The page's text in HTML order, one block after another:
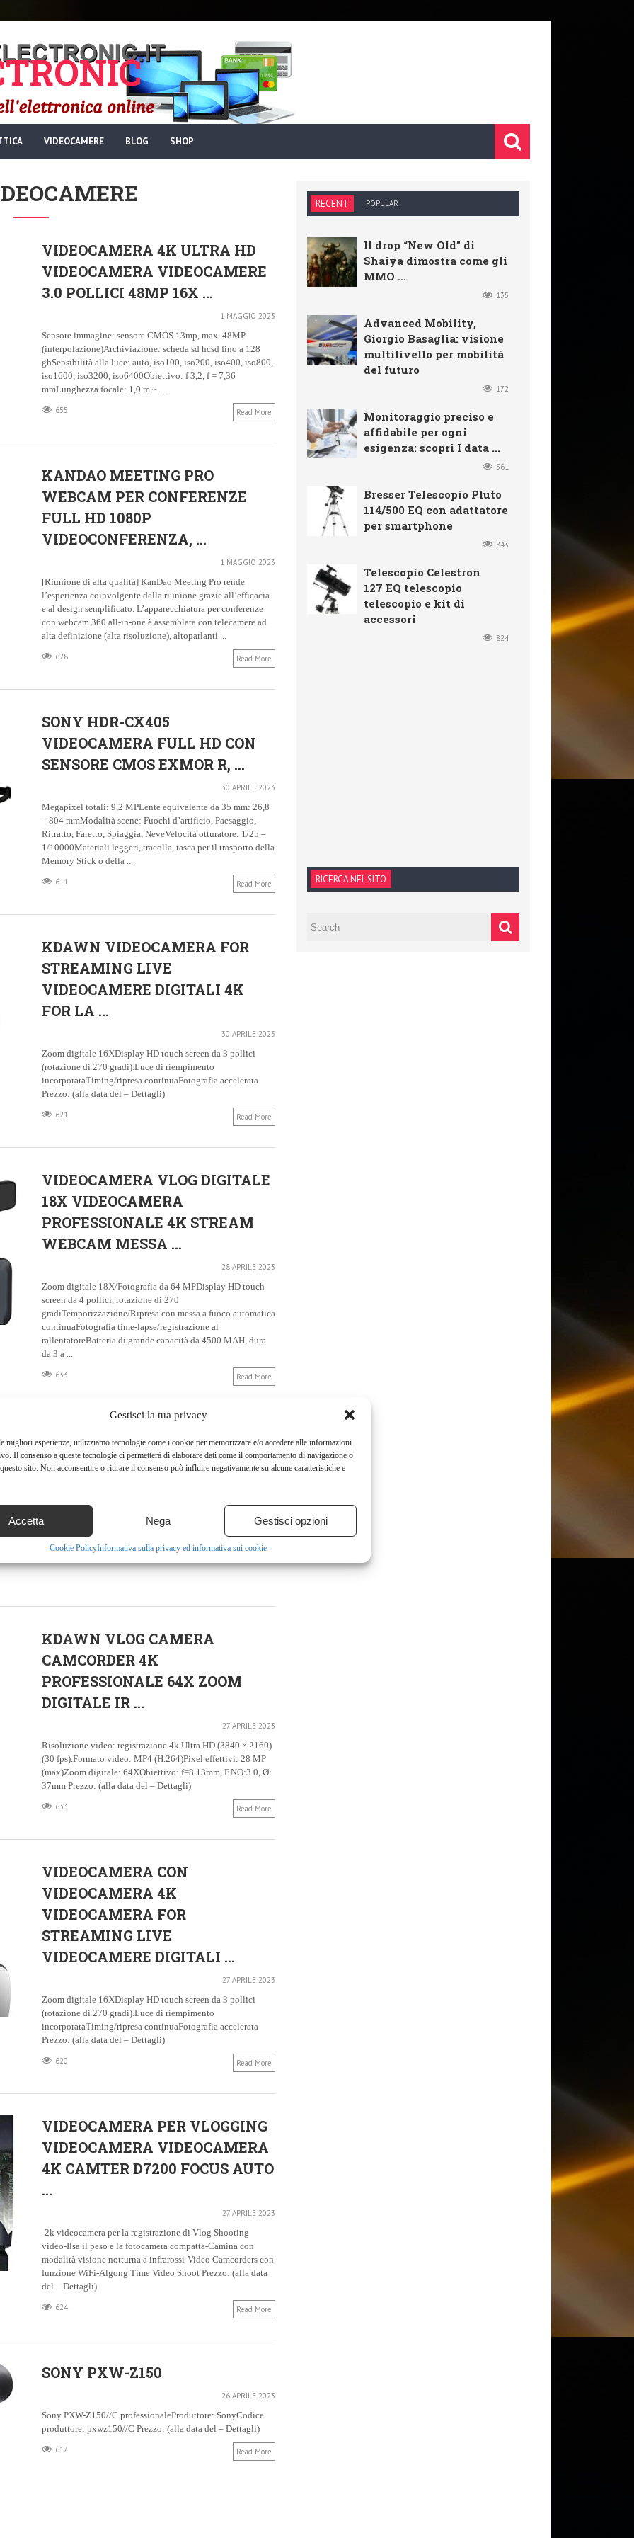
Gestisci la tua privacy
migliori esperienze, utilizziamo tecnologie come i cookie per memorizzare e/o accedere alle informazioni
Il consenso a queste tecnologie ci permetterà di elaborare dati come il comportamento di navigazione o
sito. Non acconsentire o ritirare il consenso può influire negativamente su alcune caratteristiche e
Accetta Nega Gestisci opzioni
Cookie PolicyInformativa sulla privacy ed informativa sui cookie
VIDEOCAMERE BLOG SHOP
VIDEOCAMERA 4K ULTRA HD
VIDEOCAMERA VIDEOCAMERE
3.0 POLLICI 48MP 16X ...
1 MAGGIO 2023
Sensore immagine: sensore CMOS 13mp, max. 48MP
(interpolazione)Archiviazione: scheda sd hcsd fino a 128
gbSensibilità alla luce: auto, iso100, iso200, iso400, iso800,
iso1600, iso3200, iso6400Obiettivo: f 3,2, f = 7,36
mmLunghezza focale: 1,0 m ~ ...
655 Read More
KANDAO MEETING PRO
WEBCAM PER CONFERENZE
FULL HD 1080P
VIDEOCONFERENZA, ...
1 MAGGIO 2023
[Riunione di alta qualità] KanDao Meeting Pro rende
l’esperienza coinvolgente della riunione grazie all’efficacia
e al design semplificato. L’apparecchiatura per conferenze
con webcam 360 all-in-one è assemblata con telecamere ad
alta definizione (alta risoluzione), altoparlanti ...
628 Read More
SONY HDR-CX405
VIDEOCAMERA FULL HD CON
SENSORE CMOS EXMOR R, ...
30 APRILE 2023
Megapixel totali: 9,2 MPLente equivalente da 35 mm: 26,8
– 804 mmModalità scene: Fuochi d’artificio, Paesaggio,
Ritratto, Faretto, Spiaggia, NeveVelocità otturatore: 1/25 –
1/10000Materiali leggeri, tracolla, tasca per il trasporto della
Memory Stick o della ...
611 Read More
KDAWN VIDEOCAMERA FOR
STREAMING LIVE
VIDEOCAMERE DIGITALI 4K
FOR LA ...
30 APRILE 2023
Zoom digitale 16XDisplay HD touch screen da 3 pollici
(rotazione di 270 gradi).Luce di riempimento
incorporataTiming/ripresa continuaFotografia accelerata
Prezzo: (alla data del – Dettagli)
621 Read More
VIDEOCAMERA VLOG DIGITALE
18X VIDEOCAMERA
PROFESSIONALE 4K STREAM
WEBCAM MESSA ...
28 APRILE 2023
Zoom digitale 18X/Fotografia da 64 MPDisplay HD touch
screen da 4 pollici, rotazione di 270
gradiTemporizzazione/Ripresa con messa a fuoco automatica
continuaFotografia time-lapse/registrazione al
rallentatoreBatteria di grande capacità da 4500 MAH, dura
da 3 a ...
633 Read More
HDR-CX625 CAMCORDER BLACK
28 APRILE 2023
Read More
KDAWN VLOG CAMERA
CAMCORDER 4K
PROFESSIONALE 64X ZOOM
DIGITALE IR ...
27 APRILE 2023
Risoluzione video: registrazione 4k Ultra HD (3840 × 2160)
(30 fps).Formato video: MP4 (H.264)Pixel effettivi: 28 MP
(max)Zoom digitale: 64XObiettivo: f=8.13mm, F.NO:3.0, Ø:
37mm Prezzo: (alla data del – Dettagli)
633 Read More
VIDEOCAMERA CON
VIDEOCAMERA 4K
VIDEOCAMERA FOR
STREAMING LIVE
VIDEOCAMERE DIGITALI ...
27 APRILE 2023
Zoom digitale 16XDisplay HD touch screen da 3 pollici
(rotazione di 270 gradi).Luce di riempimento
incorporataTiming/ripresa continuaFotografia accelerata
Prezzo: (alla data del – Dettagli)
620 Read More
VIDEOCAMERA PER VLOGGING
VIDEOCAMERA VIDEOCAMERA
4K CAMTER D7200 FOCUS AUTO
...
27 APRILE 2023
-2k videocamera per la registrazione di Vlog Shooting
video-Ilsa il peso e la fotocamera compatta-Camina con
modalità visione notturna a infrarossi-Video Camcorders con
funzione WiFi-Algong Time Video Shoot Prezzo: (alla data
del – Dettagli)
624 Read More
SONY PXW-Z150
26 APRILE 2023
Sony PXW-Z150//C professionaleProduttore: SonyCodice
produttore: pxwz150//C Prezzo: (alla data del – Dettagli)
617 Read More
RECENT POPULAR
Il drop “New Old” di
Shaiya dimostra come gli
MMO ...
135
Advanced Mobility,
Giorgio Basaglia: visione
multilivello per mobilità
del futuro
172
Monitoraggio preciso e
affidabile per ogni
esigenza: scopri I data ...
561
Bresser Telescopio Pluto
114/500 EQ con adattatore
per smartphone
843
Telescopio Celestron
127 EQ telescopio
telescopio e kit di
accessori
824
RICERCA NEL SITO